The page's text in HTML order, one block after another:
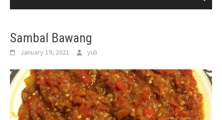
Sambal Bawang
January 19, 2021 yuli